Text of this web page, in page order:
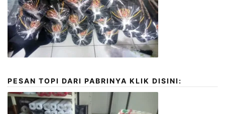
PESAN TOPI DARI PABRINYA KLIK DISINI: